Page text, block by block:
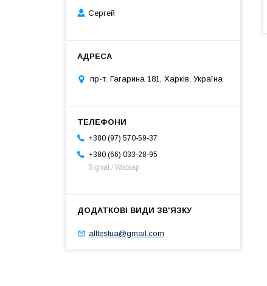
Сергей
пр-т. Гагарина 181, Харків, Україна
+380 (97) 570-59-37
+380 (66) 033-28-95
Signal / Watsap
alltestua@gmail.com